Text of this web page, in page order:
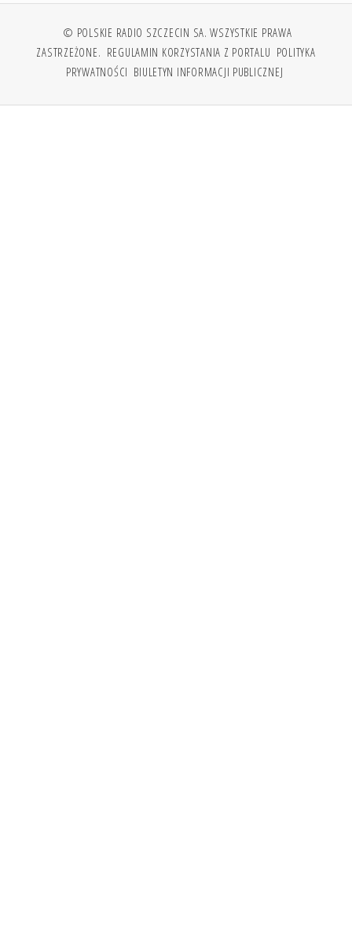
© POLSKIE RADIO SZCZECIN SA. WSZYSTKIE PRAWA
ZASTRZEŻONE. REGULAMIN KORZYSTANIA Z PORTALU POLITYKA
PRYWATNOŚCI BIULETYN INFORMACJI PUBLICZNEJ